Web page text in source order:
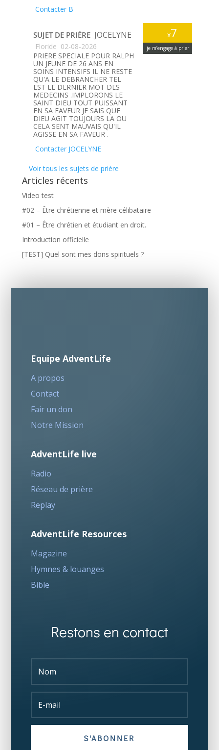
Contacter B
x7
je m’engage à prier
SUJET DE PRIÈRE JOCELYNE
Floride 02-08-2026
PRIERE SPECIALE POUR RALPH
UN JEUNE DE 26 ANS EN
SOINS INTENSIFS IL NE RESTE
QU'A LE DEBRANCHER TEL
EST LE DERNIER MOT DES
MEDECINS .IMPLORONS LE
SAINT DIEU TOUT PUISSANT
EN SA FAVEUR JE SAIS QUE
DIEU AGIT TOUJOURS LA OU
CELA SENT MAUVAIS QU'IL
AGISSE EN SA FAVEUR .
Contacter JOCELYNE
Voir tous les sujets de prière
Articles récents
Video test
#02 – Être chrétienne et mère célibataire
#01 – Être chrétien et étudiant en droit.
Introduction officielle
[TEST] Quel sont mes dons spirituels ?
Equipe AdventLife
A propos
Contact
Fair un don
Notre Mission
AdventLife live
Radio
Réseau de prière
Replay
AdventLife Resources
Magazine
Hymnes & louanges
Bible
Restons en contact
S'ABONNER